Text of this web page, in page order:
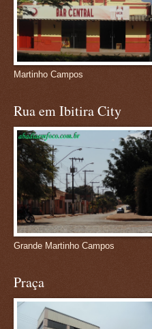
Martinho Campos
Rua em Ibitira City
Grande Martinho Campos
Praça